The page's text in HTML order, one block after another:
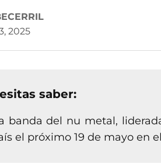
2025
saber:
banda del nu metal,
el próximo 19 de mayo en